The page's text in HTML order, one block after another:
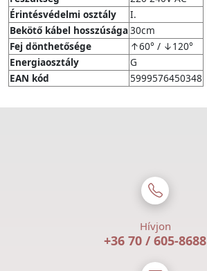
Érintésvédelmi osztály
I.
Bekötő kábel hosszúsága30cm
Fej dönthetősége
↑60° / ↓120°
Energiaosztály
G
EAN kód
5999576450348
Hívjon
+36 70 / 605-8688